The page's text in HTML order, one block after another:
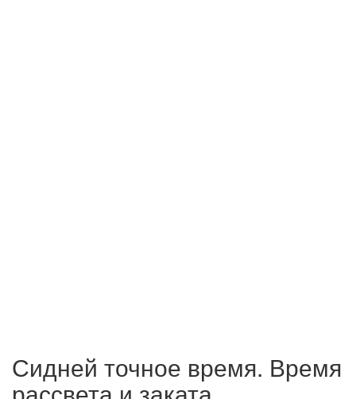
Сидней точное время. Время